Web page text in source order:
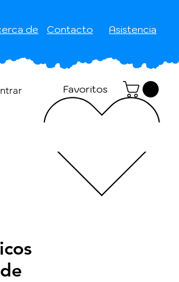
de Contacto Asistencia
Favoritos